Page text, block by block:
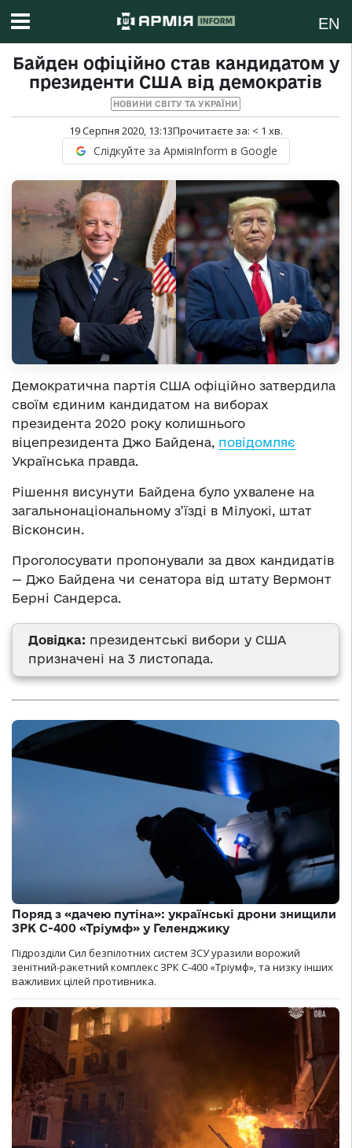
EN
Байден офіційно став кандидатом у
президенти США від демократів
НОВИНИ СВІТУ ТА УКРАЇНИ
19 Серпня 2020, 13:13Прочитаєте за: < 1 хв.
Слідкуйте за АрміяInform в Google
Демократична партія США офіційно затвердила
своїм єдиним кандидатом на виборах
президента 2020 року колишнього
віцепрезидента Джо Байдена, повідомляє
Українська правда.
Рішення висунути Байдена було ухвалене на
загальнонаціональному з’їзді в Мілуокі, штат
Вісконсин.
Проголосувати пропонували за двох кандидатів
— Джо Байдена чи сенатора від штату Вермонт
Берні Сандерса.
Довідка: президентські вибори у США
призначені на 3 листопада.
Поряд з «дачею путіна»: українські дрони знищили
ЗРК С-400 «Тріумф» у Геленджику
Підрозділи Сил безпілотних систем ЗСУ уразили ворожий
зенітний-ракетний комплекс ЗРК С-400 «Тріумф», та низку інших
важливих цілей противника.